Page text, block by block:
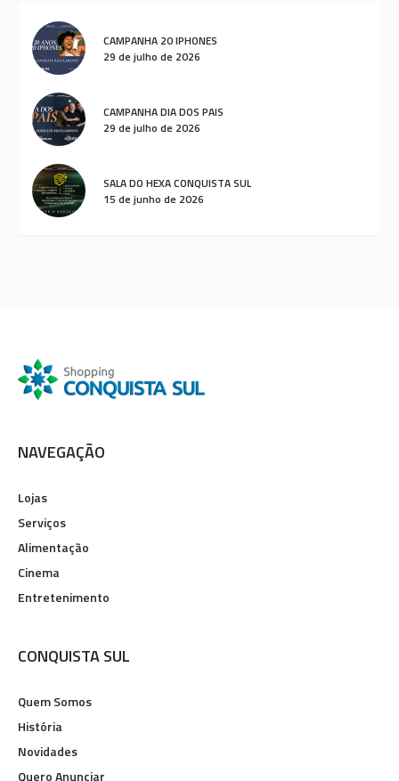
CAMPANHA 20 IPHONES
29 de julho de 2026
CAMPANHA DIA DOS PAIS
29 de julho de 2026
SALA DO HEXA CONQUISTA SUL
15 de junho de 2026
NAVEGAÇÃO
Lojas
Serviços
Alimentação
Cinema
Entretenimento
CONQUISTA SUL
Quem Somos
História
Novidades
Quero Anunciar